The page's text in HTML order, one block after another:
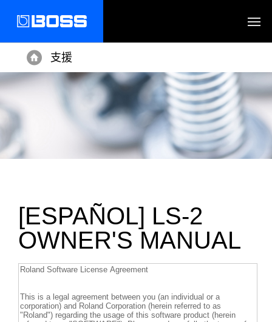
Home
支援
[ESPAÑOL] LS-2
OWNER'S MANUAL